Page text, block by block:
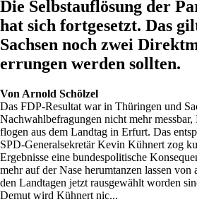
Die Selbstauflösung der
hat sich fortgesetzt. Das
Sachsen noch zwei
errungen werden sollten.
Von Arnold Schölzel
Das FDP-Resultat war in Thüringen und
Nachwahlbefragungen nicht mehr
flogen aus dem Landtag in Erfurt. Das
SPD-Generalsekretär Kevin Kühnert zog
Ergebnisse eine bundespolitische
mehr auf der Nase herumtanzen lassen von
den Landtagen jetzt rausgewählt worden
Demut wird Kühnert nic...